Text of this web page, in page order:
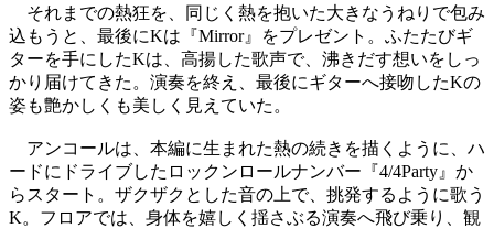
それまでの熱狂を、同じく熱を抱いた大きなうねりで包み
込もうと、最後にKは『Mirror』をプレゼント。ふたたびギ
ターを手にしたKは、高揚した歌声で、沸きだす想いをしっ
かり届けてきた。演奏を終え、最後にギターへ接吻したKの
姿も艶かしくも美しく見えていた。
アンコールは、本編に生まれた熱の続きを描くように、ハ
ードにドライブしたロックンロールナンバー『4/4Party 』か
らスタート。ザクザクとした音の上で、挑発するように歌う
K。フロアでは、身体を嬉しく揺さぶる演奏へ飛び乗り、観